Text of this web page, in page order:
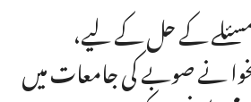
کے حل کے لیے،
نے صوبے کی جامعات میں